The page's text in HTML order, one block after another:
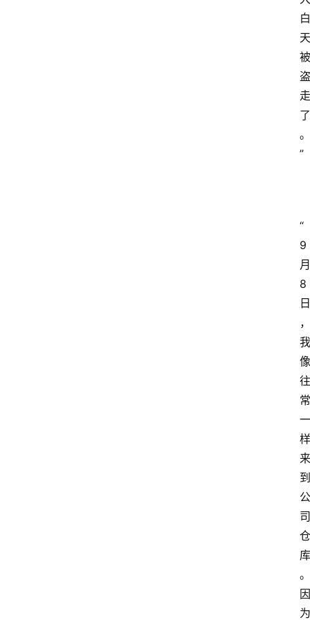
白
天
被
盗
走
了
。
”
“
9
月
8
日
，
我
像
往
常
一
样
来
到
公
司
仓
库
。
因
为